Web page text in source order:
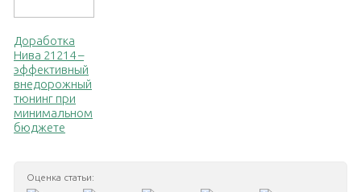
Доработка
Нива 21214 –
эффективный
внедорожный
тюнинг при
минимальном
бюджете
Оценка статьи: